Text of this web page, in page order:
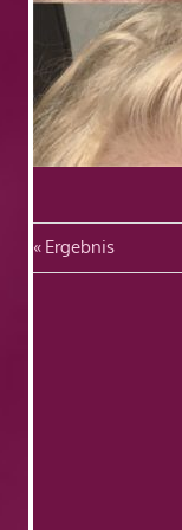
Vorheriger
Beitrag:
Ergebnis